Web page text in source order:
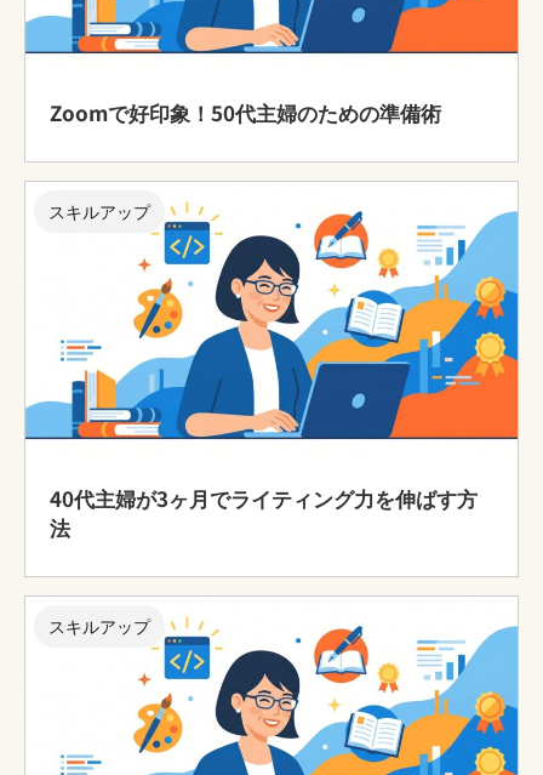
Zoomで好印象！50代主婦のための準備術
スキルアップ
40代主婦が3ヶ月でライティング力を伸ばす方
法
スキルアップ